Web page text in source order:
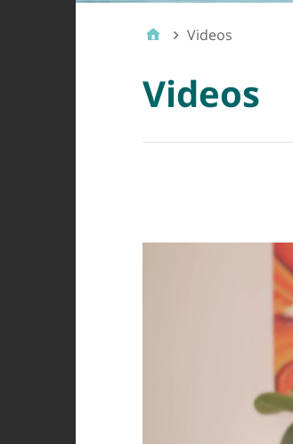
Videos
Videos